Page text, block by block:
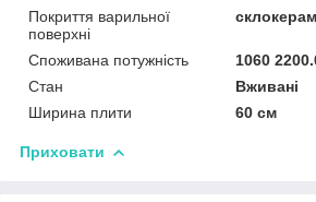
Покриття варильної
поверхні
Споживана потужність
1060
Стан
Вживані
Ширина плити
60 см
Приховати